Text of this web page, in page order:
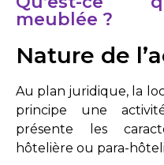
meublée ?
Nature de
Au plan juridique, la
principe une
présente les
hôtelière ou para-